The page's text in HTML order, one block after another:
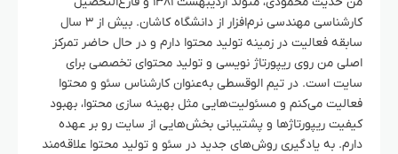
کارشناسی مهندسی نرم‌افزار از دانشگاه کاشان. بیش از ۳ سال
سابقه فعالیت در زمینه تولید محتوا دارم و در حال حاضر تمرکز
اصلی من روی ریپورتاژ نویسی و تولید محتوای تخصصی برای
سایت است. در تیم الوقسطی به‌عنوان کارشناس سئو و محتوا
فعالیت می‌کنم و مسئولیت‌هایی مثل بهینه سازی محتوا، بهبود
کیفیت ریپورتاژها و پشتیبانی بخش‌هایی از سایت رو بر عهده
دارم. به یادگیری روش‌های جدید در سئو و تولید محتوا علاقه‌مند